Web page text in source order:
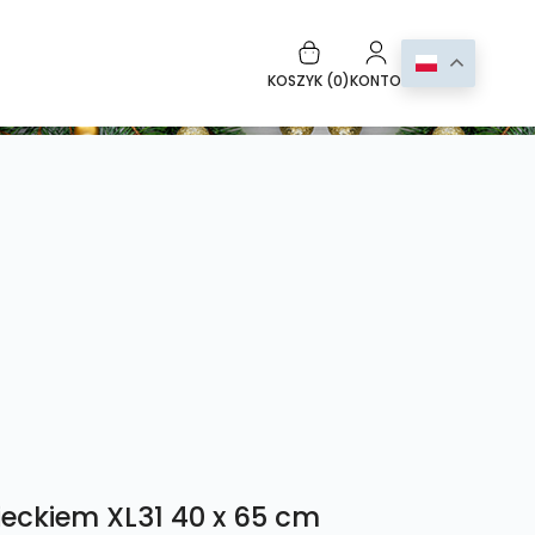
KOSZYK (0)KONTO
XL31 40 x 65 cm